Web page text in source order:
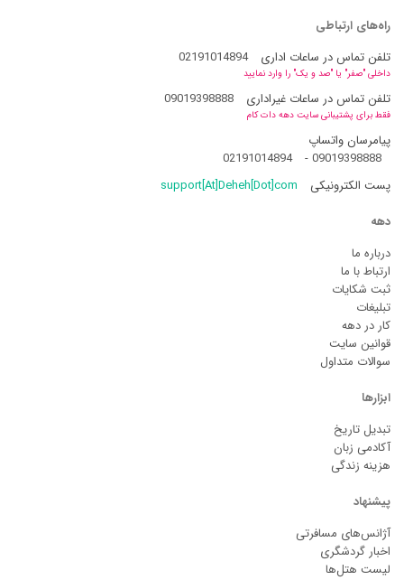
راه‌های ارتباطی
تلفن تماس در ساعات اداری
02191014894
داخلی "صفر" یا "صد و یک" را وارد نمایید
تلفن تماس در ساعات غیراداری 09019398888
فقط برای پشتیبانی سایت دهه دات کام
پیامرسان واتساپ
09019398888
-
02191014894
پست الکترونیکی
support[At]Deheh[Dot]com
دهه
درباره ما
ارتباط با ما
ثبت شکایات
تبلیغات
کار در دهه
قوانین سایت
سوالات متداول
ابزارها
تبدیل تاریخ
آکادمی زبان
هزینه زندگی
پیشنهاد
آژانس‌های مسافرتی
اخبار گردشگری
لیست هتل‌ها